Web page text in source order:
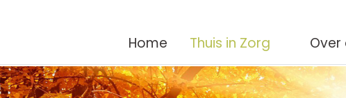
Home Thuis in Zorg Over